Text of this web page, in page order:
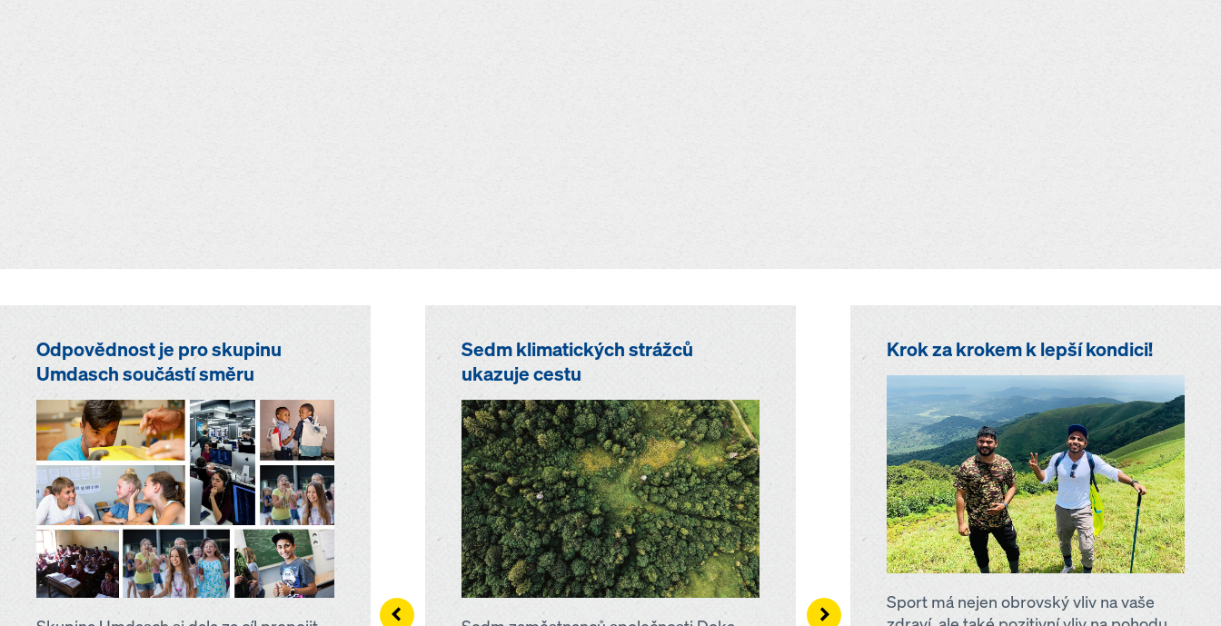
Sedm klimatických strážců
ukazuje cestu
Krok za krokem k lepší kondici!
Sport má nejen obrovský vliv na vaše
Odpovědnost je pro skupinu
Umdasch součástí směru
Left Right